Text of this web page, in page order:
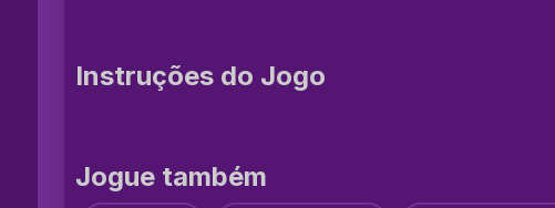
Instruções do Jogo
Jogue também